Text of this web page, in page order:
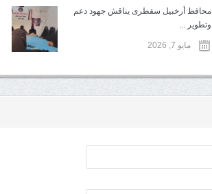
محافظ أرخبيل سقطرى يناقش جهود دعم
وتطوير ...
مايو 7, 2026